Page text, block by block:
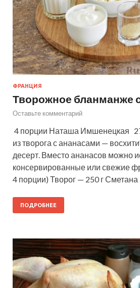
ФРАНЦИЯ
Творожное бланманже
Оставьте комментарий
4 порции Наташа Имшенецкая
из творога с ананасами —
десерт. Вместо ананасов можно
консервированные или свежие
4 порции) Творог — 250 г Сметана
ПОДРОБНЕЕ